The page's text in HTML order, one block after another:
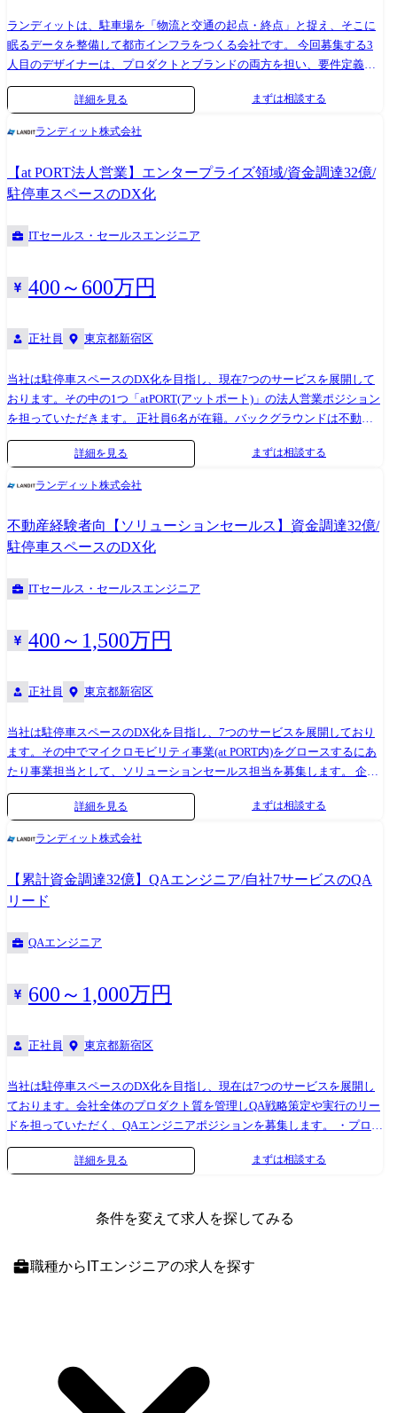
ランディットは、駐車場を「物流と交通の起点・終点」と捉え、そこに
眠るデータを整備して都市インフラをつくる会社です。 今回募集する3
人目のデザイナーは、プロダクトとブランドの両方を担い、要件定義の
上流からサービスサイト・LP・運用の仕組みづくりまでを横断していた
だくポジションです。 「デザインで事業成長を最大化する」状態を、一
緒に作ってくださる方を募集しています。 担当プロダクトについて、以
らの UX 設計・情報設計・画面設計 ・Figma によるプロトタイピング/UI
デザイン ・PM・エンジニア・ビジネスサイドとの連携、実装後レビュ
ー ・状態設計・例外設計など、詳細粒度まで落とす設計 ・改善提案(A/B
イト/LP の企画・デザイン ・営業資料、展示会、販促物、採用広報の制
用・仕組みづくり ・依頼〜着手〜レビュー〜納品の運用フロー整備 ・デ
ザインシステム・ガイドラインの整備 ・外部パートナー/業務委託とのデ
レ整備) ご経験を踏まえて、入社後はまず 1 プロダクトをメインでご担当
詳細を見る まずは相談する
ランディット株式会社
【at PORT法人営業】エンタープライズ領域/資金調達32億/
駐停車スペースのDX化
ITセールス・セールスエンジニア
400～600万円
正社員 東京都新宿区
当社は駐停車スペースのDX化を目指し、現在7つのサービスを展開して
おります。その中の1つ「atPORT(アットポート)」の法人営業ポジション
を担っていただきます。 正社員6名が在籍。バックグラウンドは不動
産・ゼネコン・ソフトウェアの販売会社など様々です。 【詳細】 電動キ
ックボード駐車用の土地開拓 建設会社・ハウスメーカー・工務店などを
既存顧客に対するカスタマーサクセスの2つあります。 ●新規法人顧客の
開拓: 新規法人営業先のリストアップ、電話/メールでのアポ取り、打
合せ、見積提示・契約等 ●既存法人顧客に対するカスタマーサクセス:
詳細を見る まずは相談する
ランディット株式会社
不動産経験者向【ソリューションセールス】資金調達32億/
駐停車スペースのDX化
ITセールス・セールスエンジニア
400～1,500万円
正社員 東京都新宿区
当社は駐停車スペースのDX化を目指し、7つのサービスを展開しており
ます。その中でマイクロモビリティ事業(at PORT内)をグロースするにあ
たり事業担当として、ソリューションセールス担当を募集します。 企
画・立案から実行までお任せ致します。マイクロモビリディをはじめと
する、遊休土地の仕入れ営業を担当いただける方を募集いたします。
【主な業務】 1.地主、不動産会社等、遊休不動産の活用をしたい方への
詳細を見る まずは相談する
ランディット株式会社
【累計資金調達32億】QAエンジニア/自社7サービスのQA
リード
QAエンジニア
600～1,000万円
正社員 東京都新宿区
当社は駐停車スペースのDX化を目指し、現在は7つのサービスを展開し
ております。会社全体のプロダクト質を管理しQA戦略策定や実行のリー
ドを担っていただく、QAエンジニアポジションを募集します。 ・プロダ
クトビジョン・事業戦略・組織状況を踏まえたあるべき品質の定義 ・ミ
ッション達成のためのQA体制や仕組みの構築(QAメンバーの育成や採用
詳細を見る まずは相談する
条件を変えて求人を探してみる
職種からITエンジニアの求人を探す